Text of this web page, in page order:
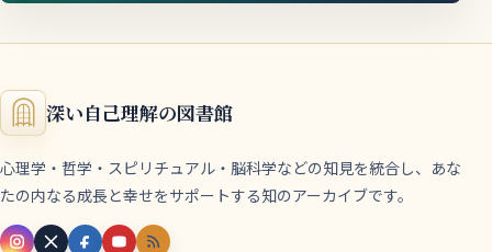
深い自己理解の図書館
心理学・哲学・スピリチュアル・脳科学などの知見を統合し、あな
たの内なる成長と幸せをサポートする知のアーカイブです。